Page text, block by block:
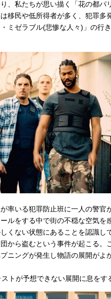
、私たちが思い描く「花の都パ
移民や低所得者が多く、犯罪多
ミゼラブル(悲惨な人々)」の行
率いる犯罪防止班に一人の警官
ルをする中で街の不穏な空気を
くない状態にあることを認識し
から盗むという事件が起こる。
ニングが発生し物語の展開がよ
トが予想できない展開に息をす